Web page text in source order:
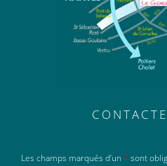
Les champs marqués d’un * sont